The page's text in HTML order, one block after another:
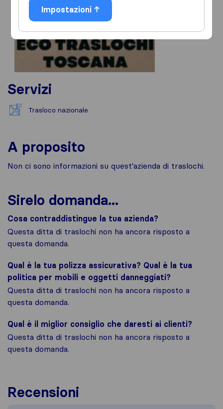
Servizi
Trasloco nazionale
A proposito
Non ci sono informazioni su quest'azienda di traslochi.
Sirelo domanda...
Cosa contraddistingue la tua azienda?
Questa ditta di traslochi non ha ancora risposto a
questa domanda.
Qual è la tua polizza assicurativa? Qual è la tua
politica per mobili e oggetti danneggiati?
Questa ditta di traslochi non ha ancora risposto a
questa domanda.
Qual è il miglior consiglio che daresti ai clienti?
Questa ditta di traslochi non ha ancora risposto a
questa domanda.
Recensioni
Impostazioni